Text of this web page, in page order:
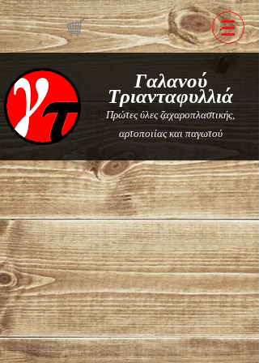
Γαλανού
Τριανταφυλλιά
Πρώτες ύλες ζαχαροπλαστικής,
αρτοποιίας και παγωτού